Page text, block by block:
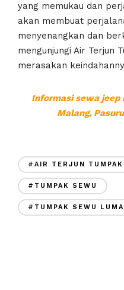
yang memukau dan
akan membuat
menyenangkan dan
mengunjungi Air Terjun
merasakan
Informasi sewa jeep
Malang,
#AIR TERJUN TUMPAK
#TUMPAK SEWU
#TUMPAK SEWU